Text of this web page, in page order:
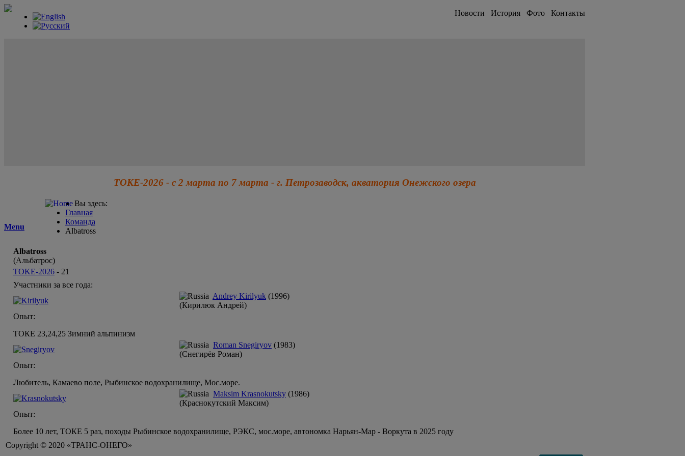
Новости История Фото Контакты
ТОКЕ-2026 - с 2 марта по 7 марта - г. Петрозаводск, акватория Онежского озера
Menu
Вы здесь:
Главная
Команда
Albatross
Albatross
(Альбатрос)
TOKE-2026 - 21
Участники за все года:
Andrey Kirilyuk (1996)
(Кирилюк Андрей)
Опыт:
ТОКЕ 23,24,25 Зимний альпинизм
Roman Snegiryov (1983)
(Снегирёв Роман)
Опыт:
Любитель, Камаево поле, Рыбинское водохранилище, Мос.море.
Maksim Krasnokutsky (1986)
(Краснокутский Максим)
Опыт:
Более 10 лет, ТОКЕ 5 раз, походы Рыбинское водохранилище, РЭКС, мос.море, автономка Нарьян-Мар - Воркута в 2025 году
Copyright © 2020 «ТРАНС-ОНЕГО»